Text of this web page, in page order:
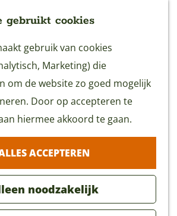
gebruikt cookies
gebruik van cookies
Marketing) die
om de website zo goed mogelijk
Door op accepteren te
hiermee akkoord te gaan.
ACCEPTEREN
noodzakelijk